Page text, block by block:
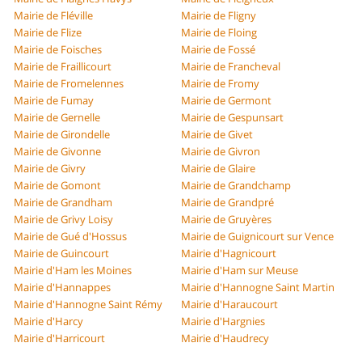
Mairie de Fléville
Mairie de Fligny
Mairie de Flize
Mairie de Floing
Mairie de Foisches
Mairie de Fossé
Mairie de Fraillicourt
Mairie de Francheval
Mairie de Fromelennes
Mairie de Fromy
Mairie de Fumay
Mairie de Germont
Mairie de Gernelle
Mairie de Gespunsart
Mairie de Girondelle
Mairie de Givet
Mairie de Givonne
Mairie de Givron
Mairie de Givry
Mairie de Glaire
Mairie de Gomont
Mairie de Grandchamp
Mairie de Grandham
Mairie de Grandpré
Mairie de Grivy Loisy
Mairie de Gruyères
Mairie de Gué d'Hossus
Mairie de Guignicourt sur Vence
Mairie de Guincourt
Mairie d'Hagnicourt
Mairie d'Ham les Moines
Mairie d'Ham sur Meuse
Mairie d'Hannappes
Mairie d'Hannogne Saint Martin
Mairie d'Hannogne Saint Rémy
Mairie d'Haraucourt
Mairie d'Harcy
Mairie d'Hargnies
Mairie d'Harricourt
Mairie d'Haudrecy